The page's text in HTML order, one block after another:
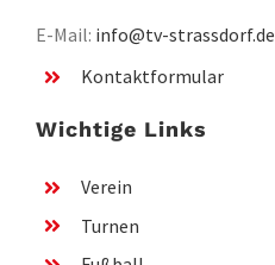
E-Mail: info@tv-strassdorf.de
Kontaktformular
Wichtige Links
Verein
Turnen